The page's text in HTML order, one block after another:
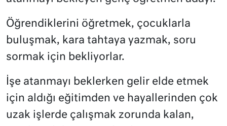
Öğrendiklerini öğretmek, çocuklarla
buluşmak, kara tahtaya yazmak, soru
sormak için bekliyorlar.
İşe atanmayı beklerken gelir elde etmek
için aldığı eğitimden ve hayallerinden çok
uzak işlerde çalışmak zorunda kalan,